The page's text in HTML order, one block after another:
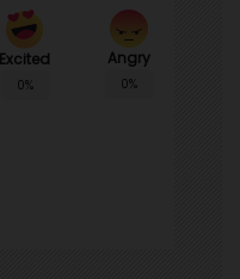
Excited
0%
Angry
0%